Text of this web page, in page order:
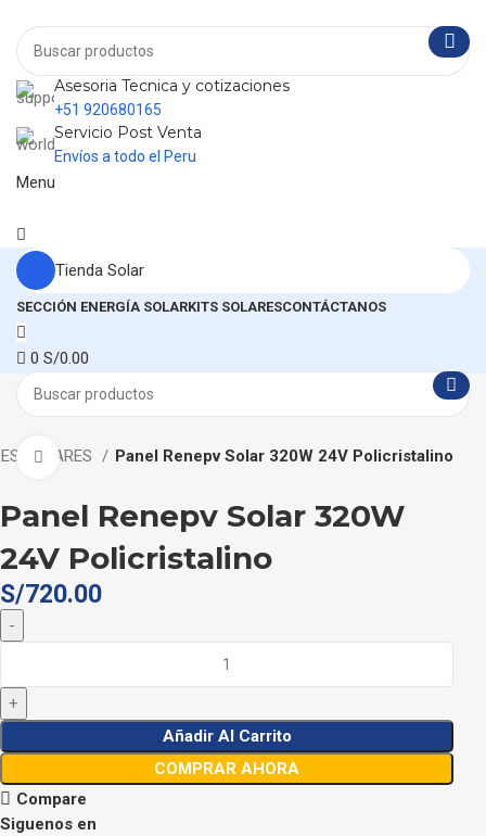
Asesoria Tecnica y cotizaciones
+51 920680165
Servicio Post Venta
Envíos a todo el Peru
Menu
Tienda Solar
SECCIÓN ENERGÍA SOLARKITS SOLARESCONTÁCTANOS
0 S/0.00
SOLARES Panel Renepv Solar 320W 24V Policristalino
Click to enlarge
Panel Renepv Solar 320W
24V Policristalino
S/720.00
Añadir Al Carrito
COMPRAR AHORA
Compare
Siguenos en